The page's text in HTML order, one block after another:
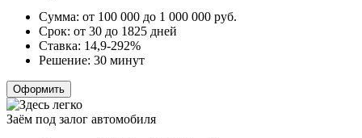
Сумма: от 100 000 до 1 000 000 руб.
Срок: от 30 до 1825 дней
Ставка: 14,9-292%
Решение: 30 минут
Оформить
Заём под залог автомобиля